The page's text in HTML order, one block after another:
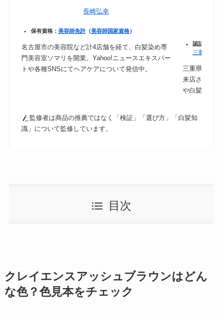
長崎弘幸
保有資格：美容師免許 （美容師国家資格）
名古屋市の美容院など計4店舗を経て、白髪染め専
門美容室ソマリを開業。Yahoo!ニュースエキスパー
トや各種SNSにてヘアケアについて発信中。
認証：
三重県｜食
三重県津市
来店される
や白髪ケア
監修者は商品の推薦ではなく「検証」「選び方」「白髪知
識」について監修しています。
目次
クレイエンスアッシュブラウンはどん
な色？色見本をチェック